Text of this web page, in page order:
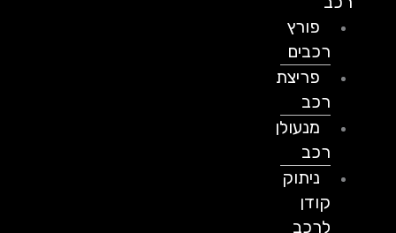
פורץ
רכבים
פריצת
מנעולן
ניתוק
לרכב